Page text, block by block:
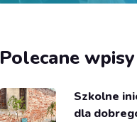
Polecane wpisy
Szkolne
dla